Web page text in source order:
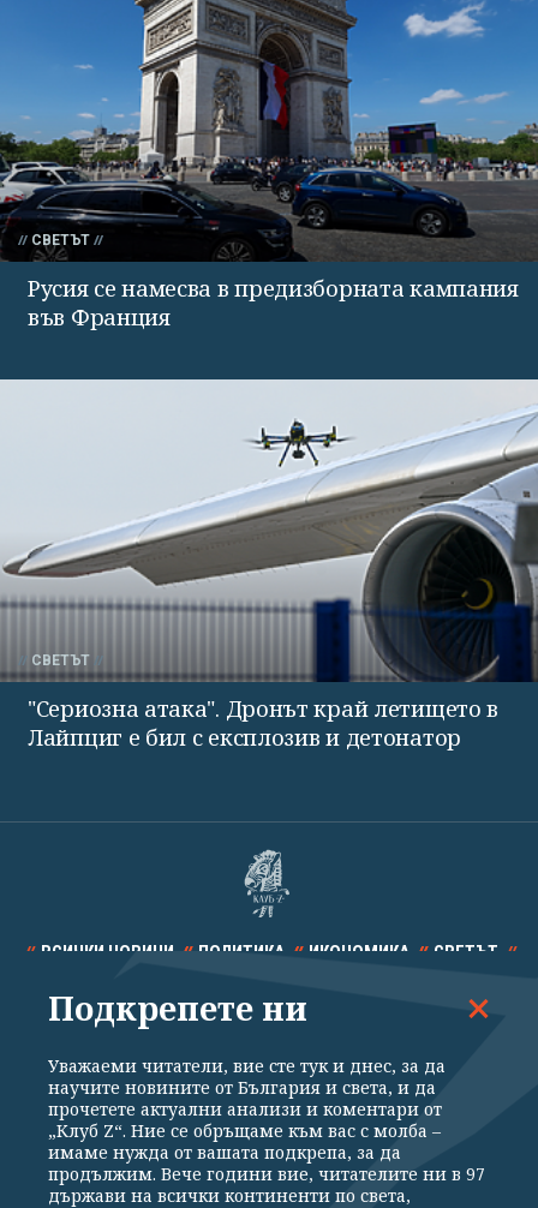
СВЕТЪТ
Русия се намесва в предизборната кампания
във Франция
СВЕТЪТ
"Сериозна атака". Дронът край летището в
Лайпциг е бил с експлозив и детонатор
ВСИЧКИ НОВИНИ ПОЛИТИКА ИКОНОМИКА СВЕТЪТ
СПОРТ КУЛТУРА ТЕХНОЛОГИИ КАЛЕЙДОСКОП
Общи условия Политика за поверителност
Подкрепете ни
Уважаеми читатели, вие сте тук и днес, за да
научите новините от България и света, и да
прочетете актуални анализи и коментари от
„Клуб Z“. Ние се обръщаме към вас с молба –
имаме нужда от вашата подкрепа, за да
продължим. Вече години вие, читателите ни в 97
държави на всички континенти по света,